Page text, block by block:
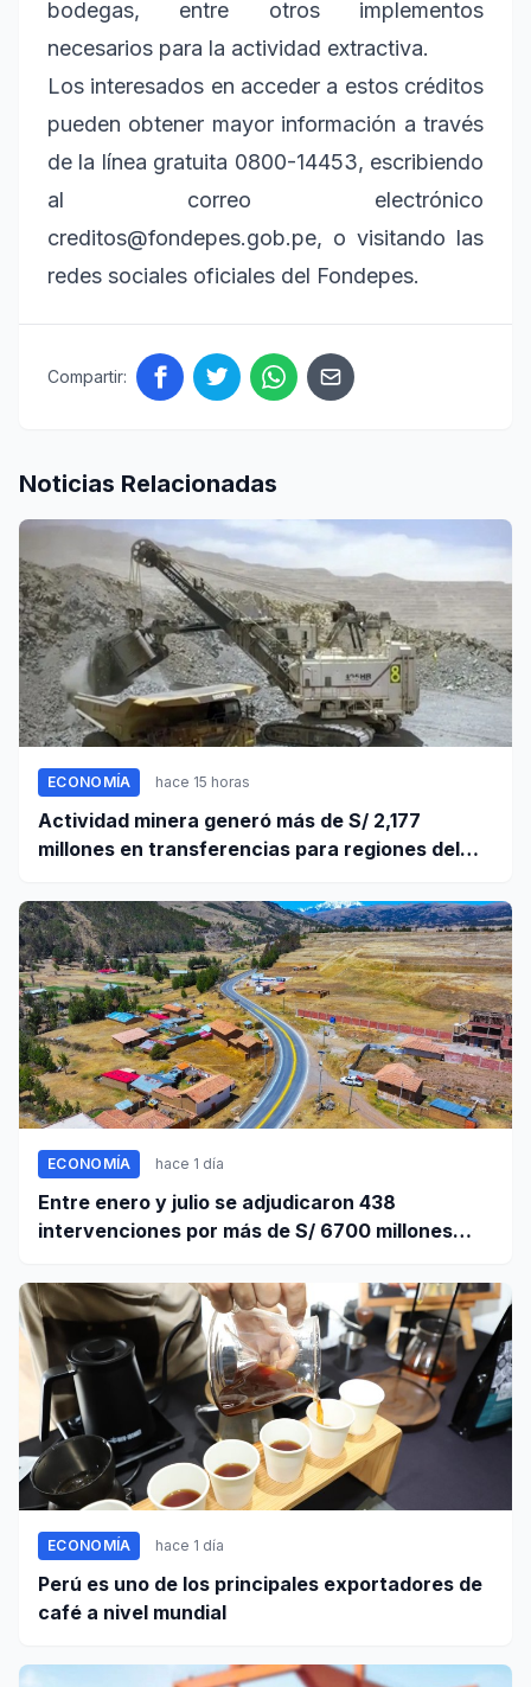
bodegas, entre otros implementos
necesarios para la actividad extractiva.
Los interesados en acceder a estos créditos
pueden obtener mayor información a través
de la línea gratuita 0800-14453, escribiendo
al correo electrónico
creditos@fondepes.gob.pe, o visitando las
redes sociales oficiales del Fondepes.
Compartir:
Noticias Relacionadas
ECONOMÍA hace 15 horas
Actividad minera generó más de S/ 2,177
millones en transferencias para regiones del
ECONOMÍA hace 1 día
Entre enero y julio se adjudicaron 438
intervenciones por más de S/ 6700 millones
ECONOMÍA hace 1 día
Perú es uno de los principales exportadores de
café a nivel mundial